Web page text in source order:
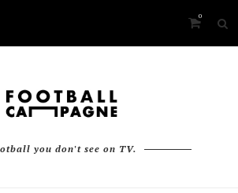
0
you don't see on TV.